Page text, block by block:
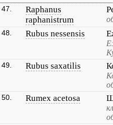
47.
Raphanus
raphanistrum
48. Rubus nessensis
49. Rubus saxatilis
50. Rumex acetosa